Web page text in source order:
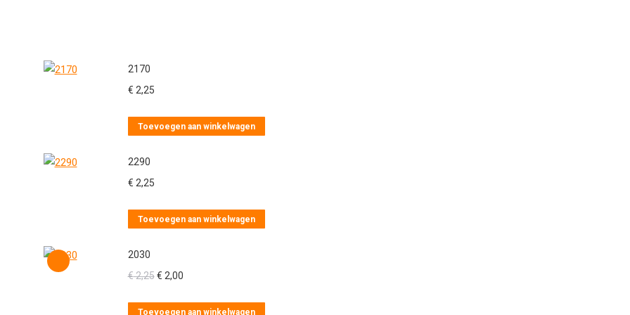
2170
€ 2,25
Toevoegen aan winkelwagen
2290
€ 2,25
Toevoegen aan winkelwagen
2030
€2,25 Oorspronkelijke
was:
€ 2,00Huidige
is:
Toevoegen aan winkelwagen